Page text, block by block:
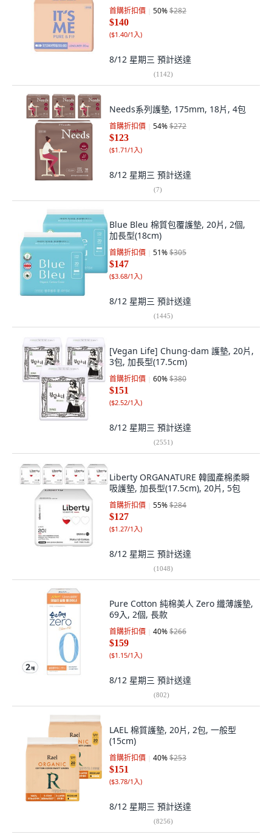
首購折扣價 50%$282
$140
($1.40/1入)
8/12 星期三 預計送達
(1142)
Needs系列護墊, 175mm, 18片, 4包
首購折扣價 54%$272
$123
($1.71/1入)
8/12 星期三 預計送達
(7)
Blue Bleu 棉質包覆護墊, 20片, 2個,
加長型(18cm)
首購折扣價 51%$305
$147
($3.68/1入)
8/12 星期三 預計送達
(1445)
[Vegan Life] Chung-dam 護墊, 20片,
3包, 加長型(17.5cm)
首購折扣價 60%$380
$151
($2.52/1入)
8/12 星期三 預計送達
(2551)
Liberty ORGANATURE 韓國產棉柔瞬
吸護墊, 加長型(17.5cm), 20片, 5包
首購折扣價 55%$284
$127
($1.27/1入)
8/12 星期三 預計送達
(1048)
Pure Cotton 純棉美人 Zero 纖薄護墊,
69入, 2個, 長款
首購折扣價 40%$266
$159
($1.15/1入)
8/12 星期三 預計送達
(802)
LAEL 棉質護墊, 20片, 2包, 一般型
(15cm)
首購折扣價 40%$253
$151
($3.78/1入)
8/12 星期三 預計送達
(8256)